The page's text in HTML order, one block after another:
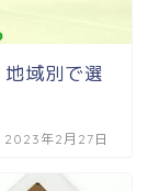
域別で選
2023年2月27日